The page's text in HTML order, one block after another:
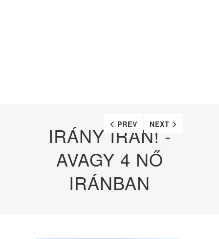
IRÁNY IRÁN! -
AVAGY 4 NŐ
IRÁNBAN
PREV NEXT